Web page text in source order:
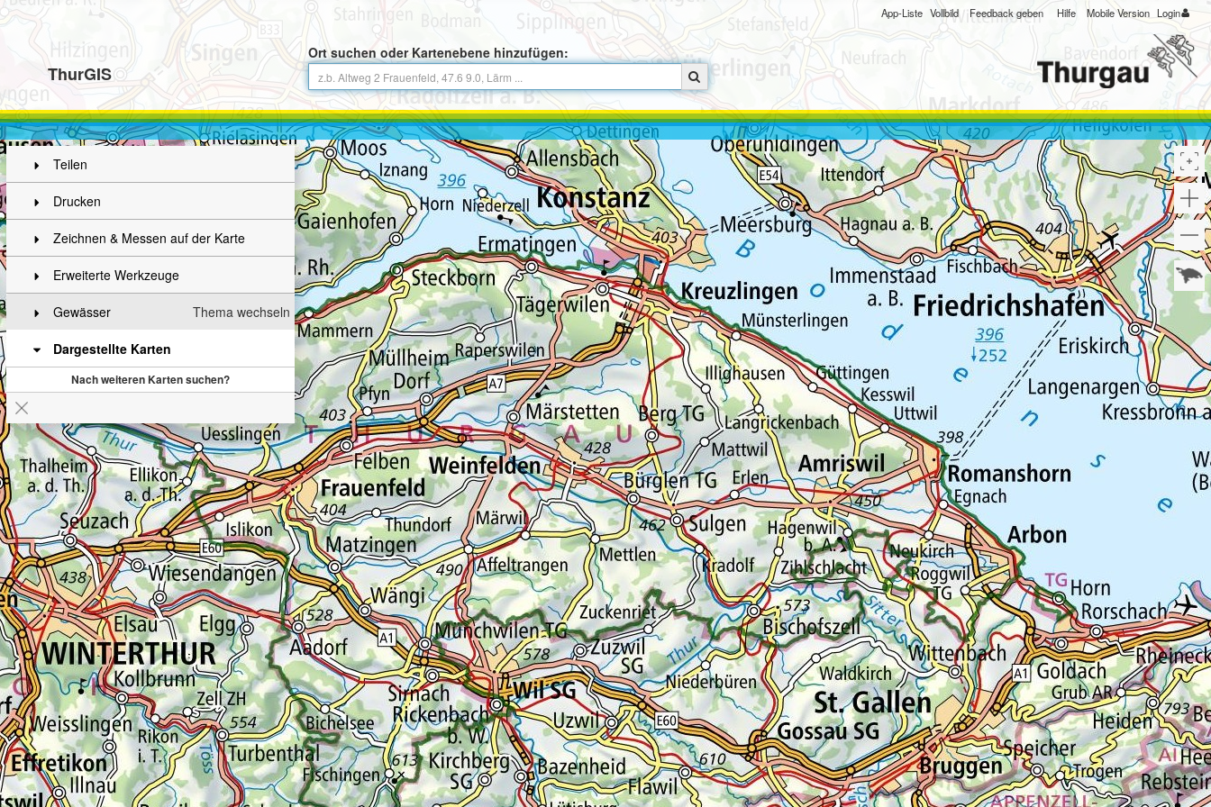
ThurGIS
Ort suchen oder Kartenebene hinzufügen:
App-Liste Vollbild Feedback geben Hilfe Mobile Version Login
Teilen
Drucken
Zeichnen & Messen auf der Karte
Erweiterte Werkzeuge
Thema wechseln
Gewässer
Dargestellte Karten
Nach weiteren Karten suchen?